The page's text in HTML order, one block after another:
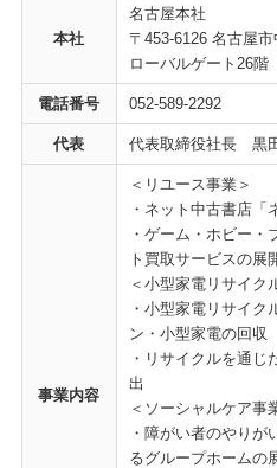
本社
名古屋本社
〒453-6126 名古屋
ローバルゲート26階
電話番号 052-589-2292
代表 代表取締役社長 黒
事業内容
＜リユース事業＞
・ネット中古書店「
・ゲーム・ホビー・
ト買取サービスの展
＜小型家電リサイク
・小型家電リサイク
ン・小型家電の回収
・リサイクルを通じ
出
＜ソーシャルケア事
・障がい者のやりが
るグループホームの